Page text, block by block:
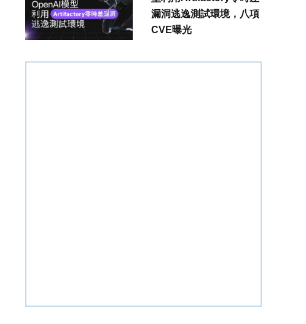
漏洞逃逸測試環境，八項
CVE曝光